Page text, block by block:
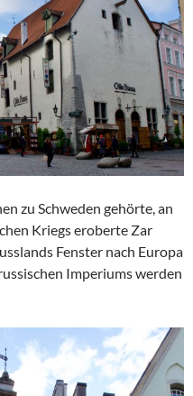
zu Schweden gehörte, an
Kriegs eroberte Zar
Fenster nach Europa
Imperiums werden